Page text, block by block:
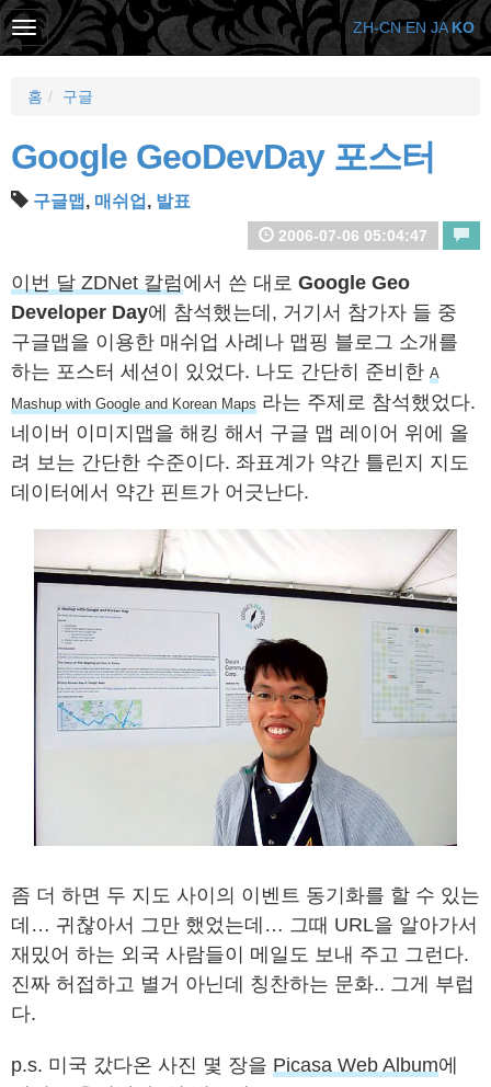
홈 구글
Google GeoDevDay 포스터
구글맵 , 매쉬업 , 발표
2006-07-06 05:04:47
이번 달 ZDNet 칼럼에서 쓴 대로 Google Geo
Developer Day에 참석했는데, 거기서 참가자 들 중
구글맵을 이용한 매쉬업 사례나 맵핑 블로그 소개를
하는 포스터 세션이 있었다. 나도 간단히 준비한 A
Mashup with Google and Korean Maps 라는 주제로 참석했었다.
네이버 이미지맵을 해킹 해서 구글 맵 레이어 위에 올
려 보는 간단한 수준이다. 좌표계가 약간 틀린지 지도
데이터에서 약간 핀트가 어긋난다.
좀 더 하면 두 지도 사이의 이벤트 동기화를 할 수 있는
데… 귀찮아서 그만 했었는데… 그때 URL을 알아가서
재밌어 하는 외국 사람들이 메일도 보내 주고 그런다.
진짜 허접하고 별거 아닌데 칭찬하는 문화.. 그게 부럽
다.
p.s. 미국 갔다온 사진 몇 장을 Picasa Web Album에
ZH-CN EN JA KO